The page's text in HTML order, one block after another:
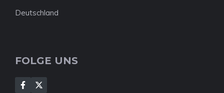
Deutschland
FOLGE UNS